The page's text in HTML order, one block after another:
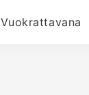
Vuokrattavana